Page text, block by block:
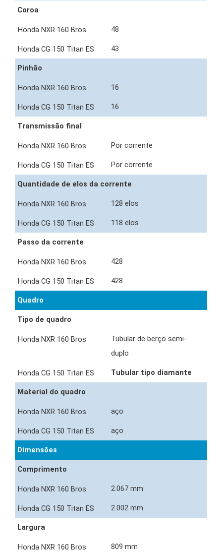
Coroa
48
43
Pinhão
16
16
Transmissão final
Por corrente
Por corrente
Quantidade de elos da corrente
128 elos
118 elos
Passo da corrente
428
428
Quadro
Tipo de quadro
Tubular de berço semi-
duplo
Tubular tipo diamante
Material do quadro
aço
aço
Dimensões
Comprimento
2.067 mm
2.002 mm
Largura
809 mm